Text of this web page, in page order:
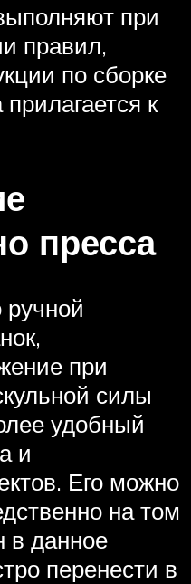
при
правил,
по сборке
к
пресса
ручной
при
силы
удобный
и
Его можно
на том
в данное
перенести в